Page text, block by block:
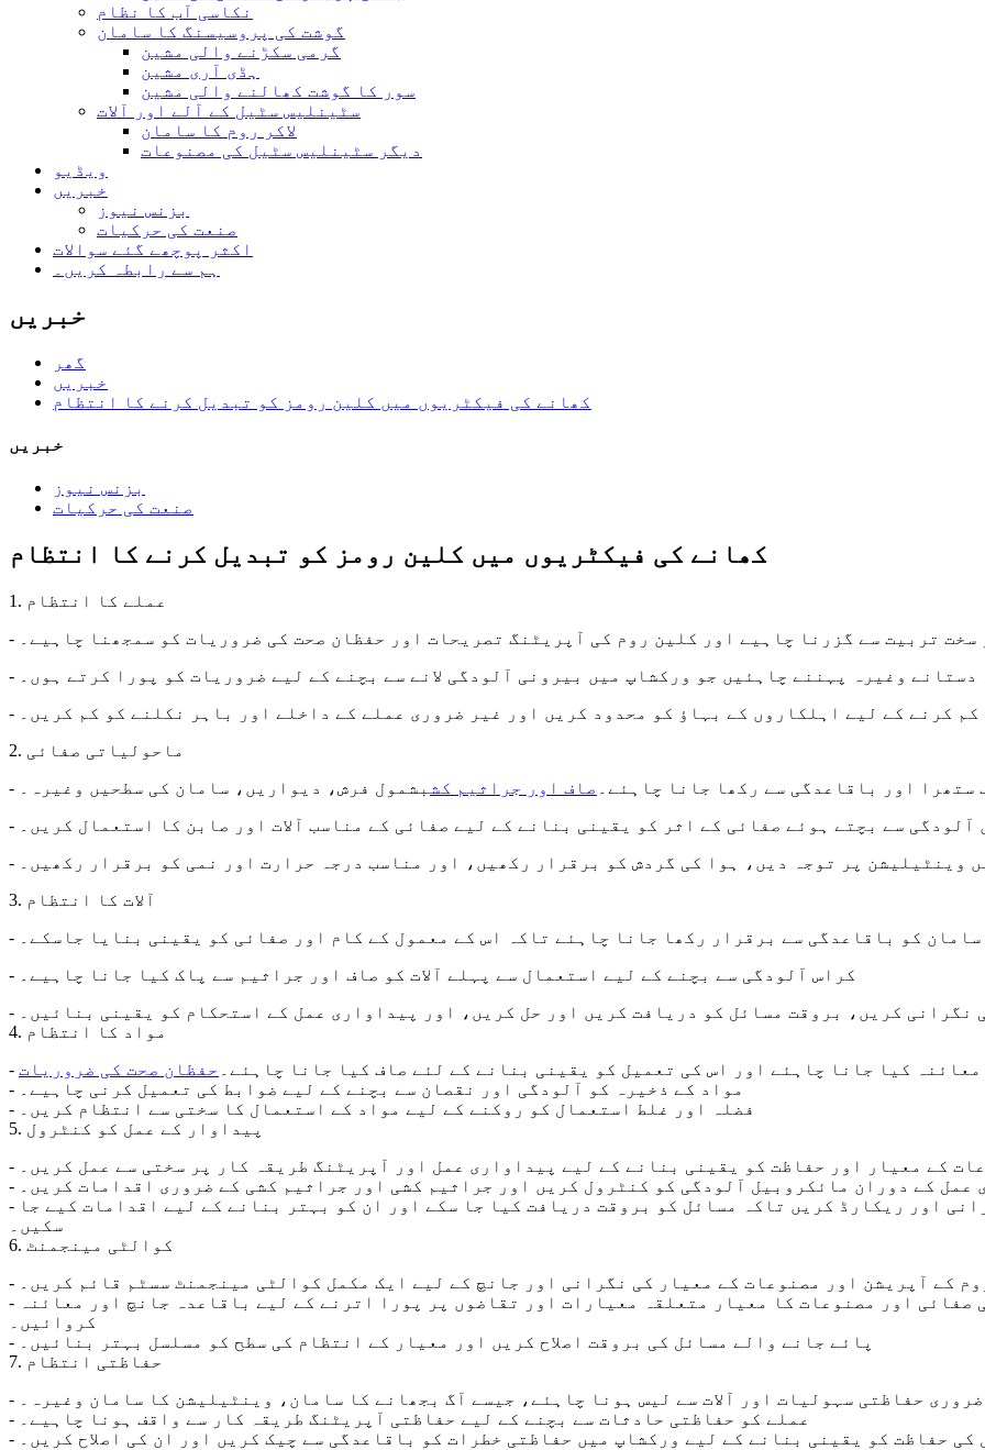
نکاسی آب کا نظام
گوشت کی پروسیسنگ کا سامان
گرمی سکڑنے والی مشین
ہڈی آری مشین
سور کا گوشت کھالنے والی مشین
سٹینلیس سٹیل کے آلے اور آلات
لاکر روم کا سامان
دیگر سٹینلیس سٹیل کی مصنوعات
ویڈیو
خبریں
بزنس نیوز
صنعت کی حرکیات
اکثر پوچھے گئے سوالات
ہم سے رابطہ کریں۔
خبریں
گھر
خبریں
کھانے کی فیکٹریوں میں کلین رومز کو تبدیل کرنے کا انتظام
خبریں
بزنس نیوز
صنعت کی حرکیات
کھانے کی فیکٹریوں میں کلین رومز کو تبدیل کرنے کا انتظام
1. عملے کا انتظام
سخت تربیت سے گزرنا چاہیے اور کلین روم کی آپریٹنگ تصریحات اور حفظان صحت کی ضروریات کو سمجھنا چاہیے۔
دستانے وغیرہ پہننے چاہئیں جو ورکشاپ میں بیرونی آلودگی لانے سے بچنے کے لیے ضروریات کو پورا کرتے ہوں۔
کم کرنے کے لیے اہلکاروں کے بہاؤ کو محدود کریں اور غیر ضروری عملے کے داخلے اور باہر نکلنے کو کم کریں۔
2. ماحولیاتی صفائی
ستھرا اور باقاعدگی سے رکھا جانا چاہئے۔
صاف اور جراثیم کش بشمول فرش، دیواریں، سامان کی سطحیں وغیرہ۔
آلودگی سے بچتے ہوئے صفائی کے اثر کو یقینی بنانے کے لیے صفائی کے مناسب آلات اور صابن کا استعمال کریں۔
وینٹیلیشن پر توجہ دیں، ہوا کی گردش کو برقرار رکھیں، اور مناسب درجہ حرارت اور نمی کو برقرار رکھیں۔
3. آلات کا انتظام
سامان کو باقاعدگی سے برقرار رکھا جانا چاہئے تاکہ اس کے معمول کے کام اور صفائی کو یقینی بنایا جاسکے۔
- کراس آلودگی سے بچنے کے لیے استعمال سے پہلے آلات کو صاف اور جراثیم سے پاک کیا جانا چاہیے۔
کی نگرانی کریں، بروقت مسائل کو دریافت کریں اور حل کریں، اور پیداواری عمل کے استحکام کو یقینی بنائیں۔
4. مواد کا انتظام
کیا جانا چاہئے اور اس کی تعمیل کو یقینی بنانے کے لئے صاف کیا جانا چاہئے۔
حفظان صحت کی ضروریات
- مواد کے ذخیرہ کو آلودگی اور نقصان سے بچنے کے لیے ضوابط کی تعمیل کرنی چاہیے۔
- فضلہ اور غلط استعمال کو روکنے کے لیے مواد کے استعمال کا سختی سے انتظام کریں۔
5. پیداوار کے عمل کو کنٹرول
کے معیار اور حفاظت کو یقینی بنانے کے لیے پیداواری عمل اور آپریٹنگ طریقہ کار پر سختی سے عمل کریں۔
عمل کے دوران مائکروبیل آلودگی کو کنٹرول کریں اور جراثیم کشی اور جراثیم کشی کے ضروری اقدامات کریں۔
- پیداواری عمل میں کلیدی کنٹرول پوائنٹس کی نگرانی اور ریکارڈ کریں تاکہ مسائل کو بروقت دریافت کیا جا سکے اور ان کو بہتر بنانے کے لیے اقدامات کیے جا
سکیں۔
6. کوالٹی مینجمنٹ
روم کے آپریشن اور مصنوعات کے معیار کی نگرانی اور جانچ کے لیے ایک مکمل کوالٹی مینجمنٹ سسٹم قائم کریں۔
- اس بات کو یقینی بنانے کے لیے کہ کلین روم کی صفائی اور مصنوعات کا معیار متعلقہ معیارات اور تقاضوں پر پورا اترنے کے لیے باقاعدہ جانچ اور معائنہ
کروائیں۔
- پائے جانے والے مسائل کی بروقت اصلاح کریں اور معیار کے انتظام کی سطح کو مسلسل بہتر بنائیں۔
7. حفاظتی انتظام
ضروری حفاظتی سہولیات اور آلات سے لیس ہونا چاہئے، جیسے آگ بجھانے کا سامان، وینٹیلیشن کا سامان وغیرہ۔
- عملے کو حفاظتی حادثات سے بچنے کے لیے حفاظتی آپریٹنگ طریقہ کار سے واقف ہونا چاہیے۔
کی حفاظت کو یقینی بنانے کے لیے ورکشاپ میں حفاظتی خطرات کو باقاعدگی سے چیک کریں اور ان کی اصلاح کریں۔